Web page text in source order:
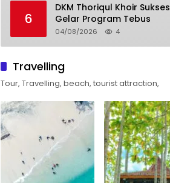
6
DKM Thoriqul Khoir Sukses
Gelar Program Tebus
04/08/2026 4
Travelling
Tour, Travelling, beach, tourist attraction,